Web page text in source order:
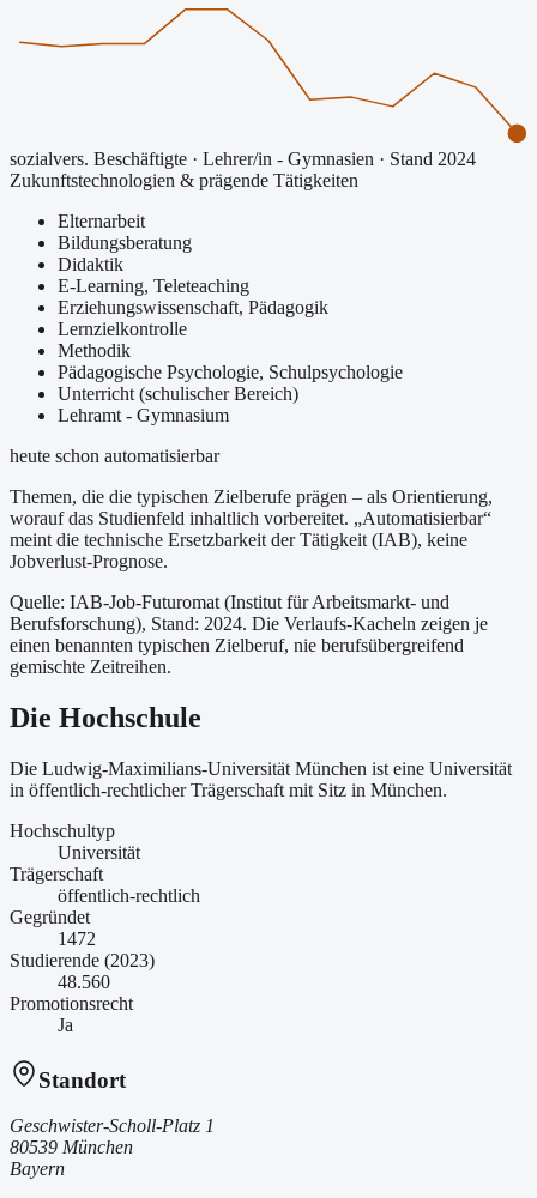
sozialvers. Beschäftigte · Lehrer/in - Gymnasien · Stand 2024
Zukunftstechnologien & prägende Tätigkeiten
Elternarbeit
Bildungsberatung
Didaktik
E-Learning, Teleteaching
Erziehungswissenschaft, Pädagogik
Lernzielkontrolle
Methodik
Pädagogische Psychologie, Schulpsychologie
Unterricht (schulischer Bereich)
Lehramt - Gymnasium
heute schon automatisierbar
Themen, die die typischen Zielberufe prägen – als Orientierung,
worauf das Studienfeld inhaltlich vorbereitet. „Automatisierbar“
meint die technische Ersetzbarkeit der Tätigkeit (IAB), keine
Jobverlust-Prognose.
Quelle: IAB-Job-Futuromat (Institut für Arbeitsmarkt- und
Berufsforschung), Stand: 2024. Die Verlaufs-Kacheln zeigen je
einen benannten typischen Zielberuf, nie berufsübergreifend
gemischte Zeitreihen.
Die Hochschule
Die Ludwig-Maximilians-Universität München ist eine Universität
in öffentlich-rechtlicher Trägerschaft mit Sitz in München.
Hochschultyp
Universität
Trägerschaft
öffentlich-rechtlich
Gegründet
1472
Studierende (2023)
48.560
Promotionsrecht
Ja
Standort
Geschwister-Scholl-Platz 1
80539 München
Bayern